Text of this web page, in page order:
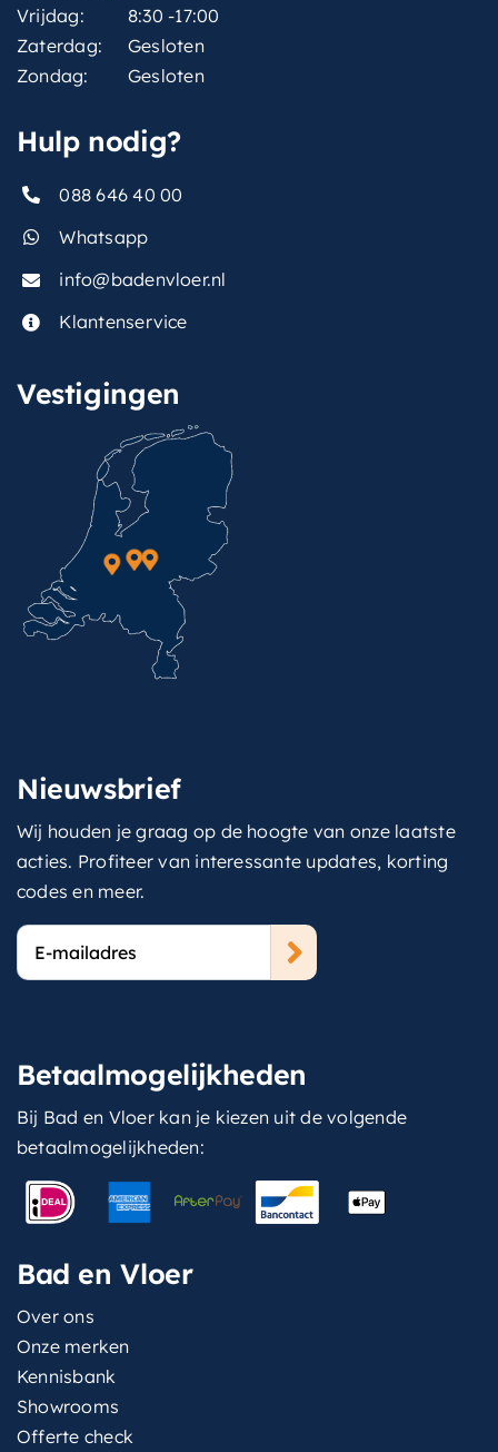
Vrijdag:
8:30 -17:00
Zaterdag:
Gesloten
Zondag:
Gesloten
Hulp nodig?
088 646 40 00
Whatsapp
info@badenvloer.nl
Klantenservice
Vestigingen
Nieuwsbrief
Wij houden je graag op de hoogte van onze laatste
acties. Profiteer van interessante updates, korting
codes en meer.
E-
mailadres
Betaalmogelijkheden
Bij Bad en Vloer kan je kiezen uit de volgende
betaalmogelijkheden:
Bad en Vloer
Over ons
Onze merken
Kennisbank
Showrooms
Offerte check